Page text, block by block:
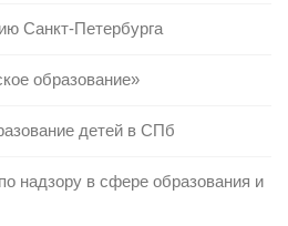
Санкт-Петербурга
образование»
детей в СПб
надзору в сфере образования и